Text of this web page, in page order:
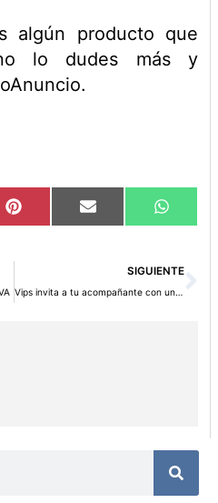
algún producto que
lo dudes más y
Compartir
en
Pinterest Compartir
en
Email
en
SIGUIENTE
Vips invita a tu acompañante con un 2×1 en cenas para todo febrero